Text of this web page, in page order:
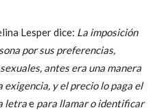
Lesper dice: La imposición
por sus preferencias,
antes era una manera
y el precio lo paga el
letrae para llamar o identificar